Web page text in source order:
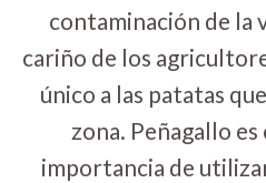
contaminación de la
cariño de los
único a las patatas
zona. Peñagallo
importancia de